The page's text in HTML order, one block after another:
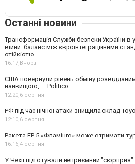
Останні новини
Трансформація Служби безпеки України в
війни: баланс між євроінтеграційними
стійкістю
16:17, Вчора
США повернули рівень обміну
найвищого, — Politico
12:20, 6 серпня
РФ під час нічної атаки знищила склад
12:10, 6 серпня
Ракета FP-5 «Фламінго» може отримати
16:16, 4 серпня
У Чехії підготували неприємний "сюрприз"